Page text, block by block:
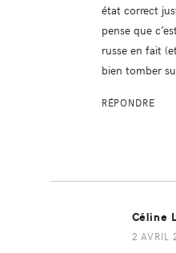
état correct
pense que
russe en fait
bien tomber
RÉPONDRE
Céline L
2 AVRIL